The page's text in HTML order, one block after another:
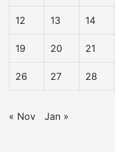
12 13 14
19 20 21
26 27 28
« Nov Jan »